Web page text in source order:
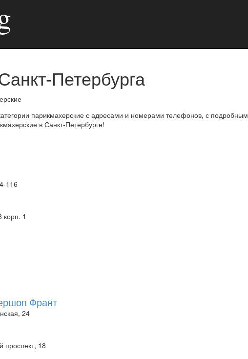
Петербурга
парикмахерские с адресами и номерами телефонов, с подробным
в Санкт-Петербурге!
116
корп. 1
Франт
24
проспект, 18